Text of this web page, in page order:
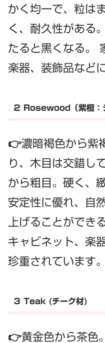
かく均一で、粒は
く、耐久性がある
たると黒くなる。
楽器、装飾品など
２ Rosewood（紫檀：
👉濃暗褐色から紫
り、木目は交錯し
から粗目。硬く、
安定性に優れ、自
上げることができ
キャビネット、楽
珍重されています。
３ Teak (チーク材)
👉黄金色から茶色